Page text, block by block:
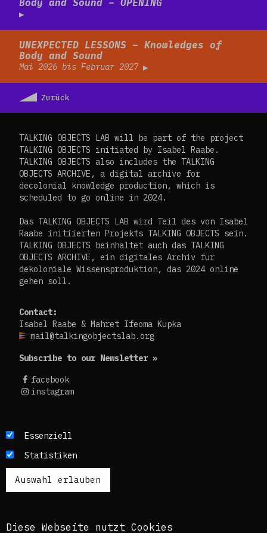
UNEXPECTED LESSONS – Knowledges of
Body and Sound
Mai 2026 bis Februar 2027
Zurück
TALKING OBJECTS LAB will be part of the project
TALKING OBJECTS initiated by Isabel Raabe.
TALKING OBJECTS also includes the TALKING
OBJECTS ARCHIVE, a digital archive for
decolonial knowledge production, which is
scheduled to go online in 2024.
Das TALKING OBJECTS LAB wird Teil des von Isabel
Raabe initiierten Projekts TALKING OBJECTS sein.
TALKING OBJECTS beinhaltet auch das TALKING
OBJECTS ARCHIVE, ein digitales Archiv für
dekoloniale Wissensproduktion, das 2024 online
gehen soll.
Contact:
Isabel Raabe & Mahret Ifeoma Kupka
mail@talkingobjectslab.org
Subscribe to our Newsletter »
facebook
instagram
Die Texte dieses Blogs werden in der Regel auf
Französisch publiziert. Um einen möglichst
breiten Zugang zu ermöglichen, nutzen wir
zusätzlich ein automatisches Übersetzungstool.
Es ist dem kuratorischen Team bewusst, dass
werden.
Essenziell
Statistiken
Diese Webseite nutzt Cookies